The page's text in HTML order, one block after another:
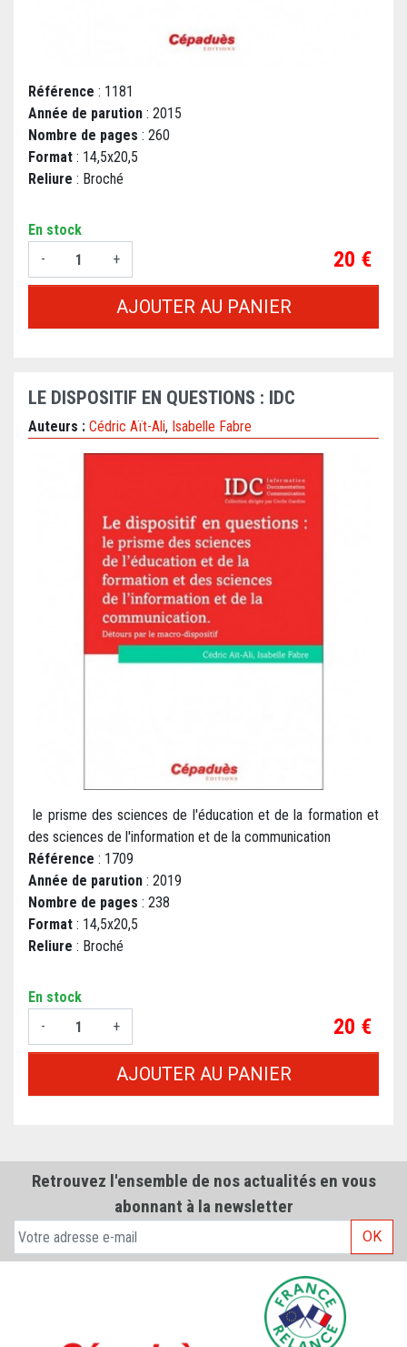
Référence : 1181
Année de parution : 2015
Nombre de pages : 260
Format : 14,5x20,5
Reliure : Broché
En stock
-
+ Prix
20 €
AJOUTER AU PANIER
LE DISPOSITIF EN QUESTIONS : IDC
Auteurs : Cédric Aït-Ali, Isabelle Fabre
le prisme des sciences de l'éducation et de la formation et
des sciences de l'information et de la communication
Référence : 1709
Année de parution : 2019
Nombre de pages : 238
Format : 14,5x20,5
Reliure : Broché
En stock
-
+ Prix
20 €
AJOUTER AU PANIER
Retrouvez l'ensemble de nos actualités en vous
abonnant à la newsletter
OK